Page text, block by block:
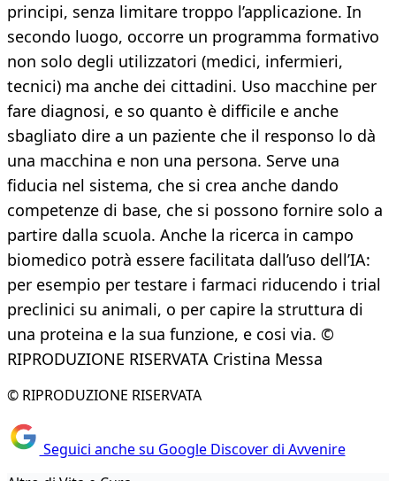
principi, senza limitare troppo l’applicazione. In
secondo luogo, occorre un programma formativo
non solo degli utilizzatori (medici, infermieri,
tecnici) ma anche dei cittadini. Uso macchine per
fare diagnosi, e so quanto è difficile e anche
sbagliato dire a un paziente che il responso lo dà
una macchina e non una persona. Serve una
fiducia nel sistema, che si crea anche dando
competenze di base, che si possono fornire solo a
partire dalla scuola. Anche la ricerca in campo
biomedico potrà essere facilitata dall’uso dell’IA:
per esempio per testare i farmaci riducendo i trial
preclinici su animali, o per capire la struttura di
una proteina e la sua funzione, e cosi via. ©
RIPRODUZIONE RISERVATA Cristina Messa
© RIPRODUZIONE RISERVATA
Seguici anche su Google Discover di Avvenire